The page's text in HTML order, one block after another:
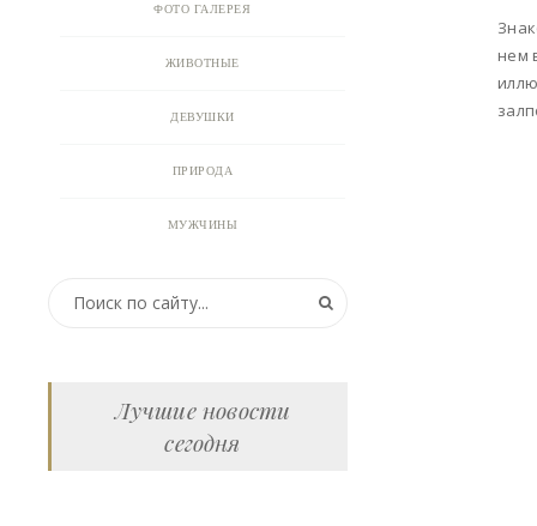
нем
ФОТО ГАЛЕРЕЯ
ЖИВОТНЫЕ
ДЕВУШКИ
ПРИРОДА
МУЖЧИНЫ
ОТКРЫТКИ
Лучшие новости
сегодня